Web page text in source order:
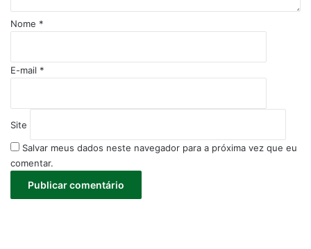
o
*
Nome *
E-mail *
Site
Salvar meus dados neste navegador para a próxima vez que eu
comentar.